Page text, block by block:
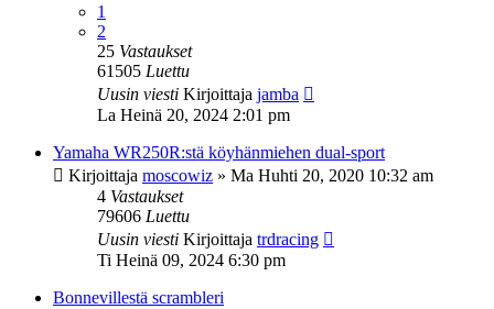
1
2
25 Vastaukset
61505 Luettu
Uusin viesti Kirjoittaja jamba
La Heinä 20, 2024 2:01 pm
Yamaha WR250R:stä köyhänmiehen dual-sport
Kirjoittaja moscowiz » Ma Huhti 20, 2020 10:32 am
4 Vastaukset
79606 Luettu
Uusin viesti Kirjoittaja trdracing
Ti Heinä 09, 2024 6:30 pm
Bonnevillestä scrambleri